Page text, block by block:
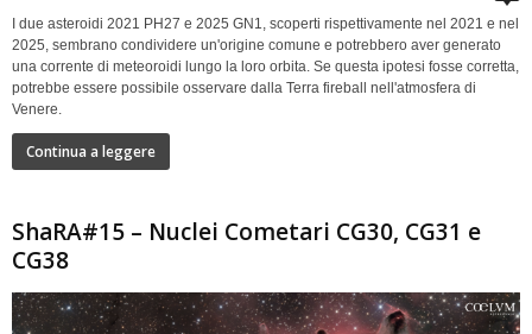
I due asteroidi 2021 PH27 e 2025 GN1, scoperti rispettivamente nel 2021 e nel
2025, sembrano condividere un'origine comune e potrebbero aver generato
una corrente di meteoroidi lungo la loro orbita. Se questa ipotesi fosse corretta,
potrebbe essere possibile osservare dalla Terra fireball nell'atmosfera di
Venere.
Continua a leggere
ShaRA#15 – Nuclei Cometari CG30, CG31 e
CG38